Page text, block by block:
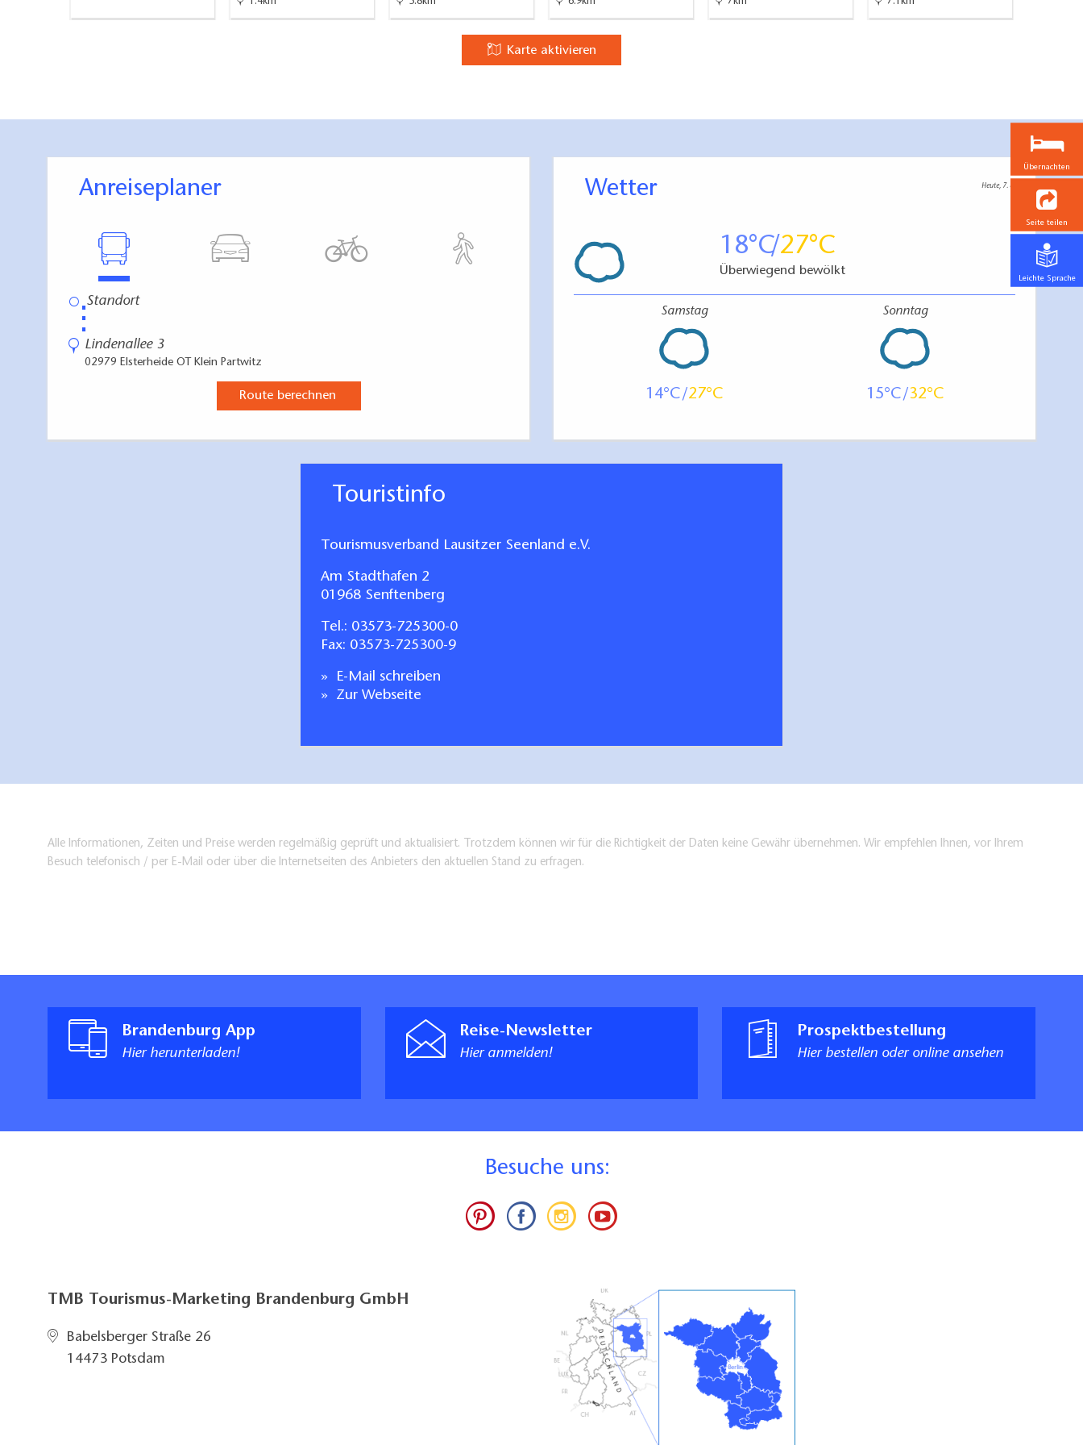
Karte aktivieren
Anreiseplaner
⋮
Lindenallee 3
02979 Elsterheide OT Klein Partwitz
Route berechnen
Wetter Heute, 7. 8.
18 27
Überwiegend bewölkt
Samstag
14 27
Sonntag
15 32
Touristinfo
Tourismusverband Lausitzer Seenland e.V.
Am Stadthafen 2
01968 Senftenberg
Tel.: 03573-725300-0
Fax: 03573-725300-9
E-Mail schreiben
Zur Webseite
Alle Informationen, Zeiten und Preise werden regelmäßig geprüft und aktualisiert. Trotzdem können wir für die Richtigkeit der Daten keine Gewähr übernehmen. Wir empfehlen Ihnen, vor Ihrem
Besuch telefonisch / per E-Mail oder über die Internetseiten des Anbieters den aktuellen Stand zu erfragen.
Brandenburg App
Hier herunterladen!
Reise-Newsletter
Hier anmelden!
Prospektbestellung
Hier bestellen oder online ansehen
Besuche uns:
TMB Tourismus-Marketing Brandenburg GmbH
Babelsberger Straße 26
14473 Potsdam
Übernachten
Seite teilen
Leichte Sprache